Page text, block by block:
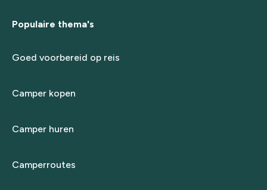
Populaire thema's
Goed voorbereid op reis
Camper kopen
Camper huren
Camperroutes